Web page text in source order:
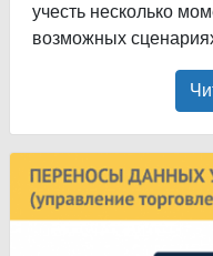
учесть несколько
возможных